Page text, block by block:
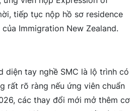
tiếp tục nộp hồ sơ residence
Immigration New Zealand.
diện tay nghề SMC là lộ trình có
rất rõ ràng nếu ứng viên chuẩn
các thay đổi mới mở thêm cơ